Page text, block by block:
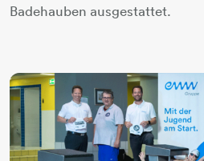
Badehauben ausgestattet.